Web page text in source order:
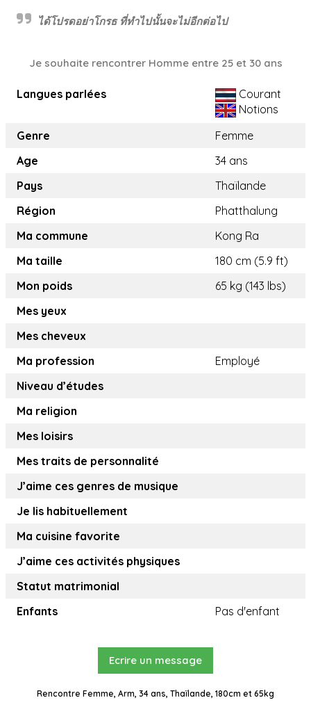
ได้โปรดอย่าโกรธ ที่ทำไปนั้นจะไม่อีกต่อไป
Je souhaite rencontrer Homme entre 25 et 30 ans
Langues parlées
Courant
Notions
Genre
Femme
Age
34 ans
Pays
Thaïlande
Région
Phatthalung
Ma commune
Kong Ra
Ma taille
180 cm (5.9 ft)
Mon poids
65 kg (143 lbs)
Mes yeux
Mes cheveux
Ma profession
Employé
Niveau d’études
Ma religion
Mes loisirs
Mes traits de personnalité
J’aime ces genres de musique
Je lis habituellement
Ma cuisine favorite
J’aime ces activités physiques
Statut matrimonial
Enfants
Pas d'enfant
Ecrire un message
Rencontre Femme, Arm, 34 ans, Thaïlande, 180cm et 65kg